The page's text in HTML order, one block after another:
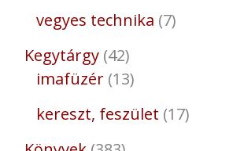
vegyes technika 7
Kegytárgy 42
imafüzér 13
kereszt, feszület 17